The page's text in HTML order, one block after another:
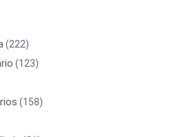
(222)
(123)
(158)